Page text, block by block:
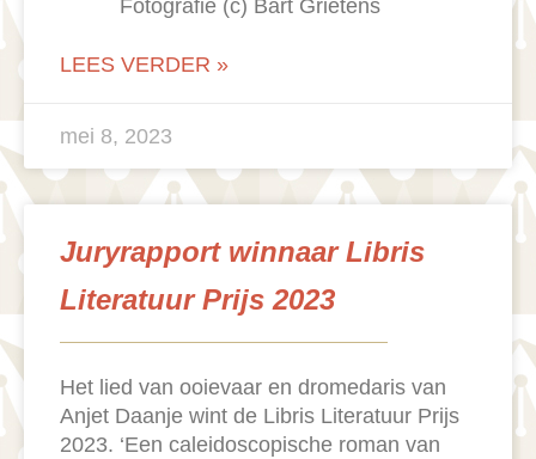
Fotografie (c) Bart Grietens
LEES VERDER »
mei 8, 2023
Juryrapport winnaar Libris
Literatuur Prijs 2023
Het lied van ooievaar en dromedaris van
Anjet Daanje wint de Libris Literatuur Prijs
2023. ‘Een caleidoscopische roman van